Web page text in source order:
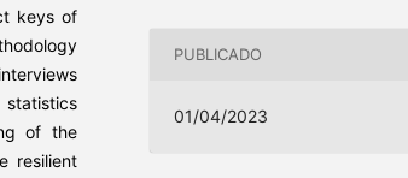
keys of
statistics
of the
resilient
PUBLICADO
01/04/2023